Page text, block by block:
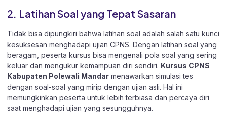
2. Latihan Soal yang Tepat Sasaran
Tidak bisa dipungkiri bahwa latihan soal adalah salah satu kunci
kesuksesan menghadapi ujian CPNS. Dengan latihan soal yang
beragam, peserta kursus bisa mengenali pola soal yang sering
keluar dan mengukur kemampuan diri sendiri. Kursus CPNS
Kabupaten Polewali Mandar menawarkan simulasi tes
dengan soal-soal yang mirip dengan ujian asli. Hal ini
memungkinkan peserta untuk lebih terbiasa dan percaya diri
saat menghadapi ujian yang sesungguhnya.